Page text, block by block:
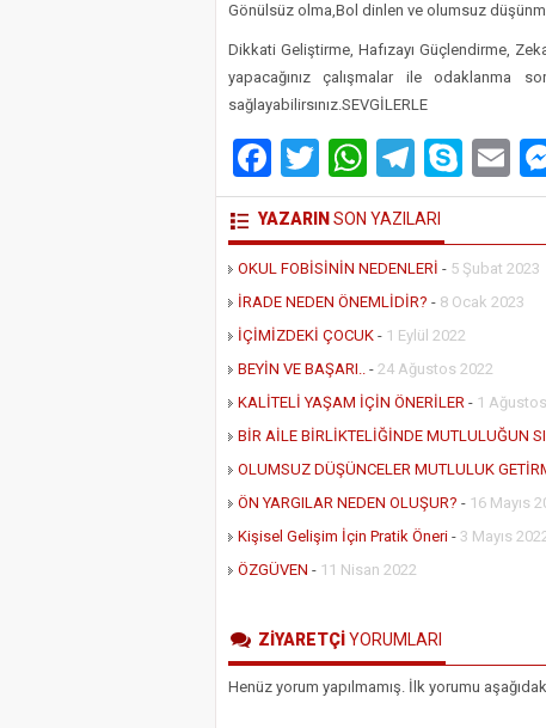
Gönülsüz olma,Bol dinlen ve olumsuz
Dikkati Geliştirme, Hafızayı Güçlendirme,
yapacağınız çalışmalar ile odaklanma
sağlayabilirsınız.SEVGİLERLE
Facebook
Twitter
WhatsApp
YAZARINSON YAZILARI
OKUL FOBİSİNİN NEDENLERİ - 5 Şubat 2023
İRADE NEDEN ÖNEMLİDİR? - 8 Ocak 2023
İÇİMİZDEKİ ÇOCUK - 1 Eylül 2022
BEYİN VE BAŞARI..
- 24 Ağustos 2022
KALİTELİ YAŞAM İÇİN ÖNERİLER - 1
BİR AİLE BİRLİKTELİĞİNDE MUTLULUĞUN
OLUMSUZ DÜŞÜNCELER MUTLULUK
ÖN YARGILAR NEDEN OLUŞUR? - 16 Mayıs
Kişisel Gelişim İçin Pratik Öneri - 3 Mayıs
ÖZGÜVEN - 11 Nisan 2022
ZİYARETÇİYORUMLARI
Henüz yorum yapılmamış. İlk yorumu